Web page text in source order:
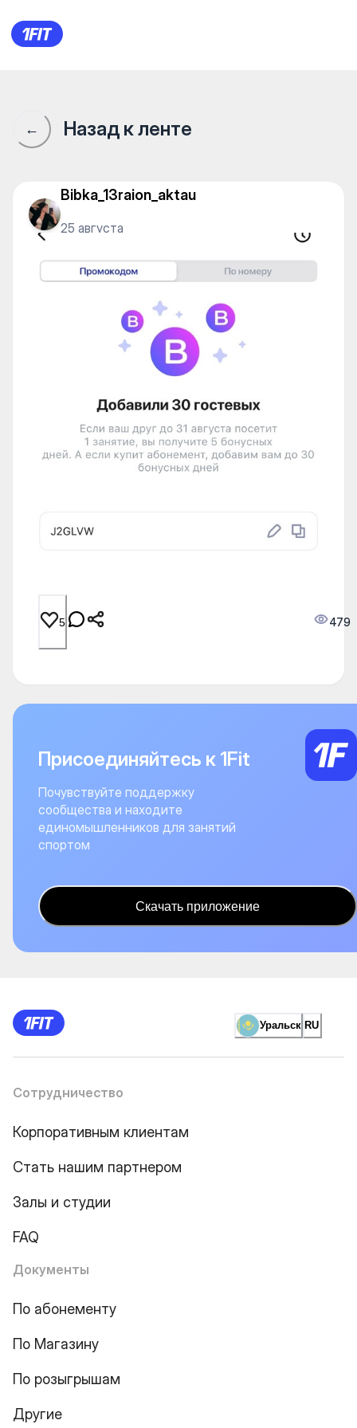
Сообщество 1Fit · 1Fit
← Назад к ленте
Bibka_13raion_aktau
25 августа
5 479
Присоединяйтесь к 1Fit
Почувствуйте поддержку
сообщества и находите
единомышленников для занятий
спортом
Скачать приложение
Уральск RU
Сотрудничество
Корпоративным клиентам
Стать нашим партнером
Залы и студии
FAQ
Документы
По абонементу
По Магазину
По розыгрышам
Другие